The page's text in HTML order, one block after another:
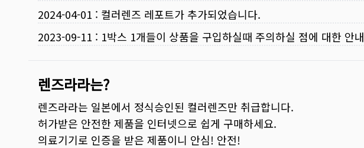
2024-04-01 : 컬러렌즈 레포트가 추가되었습니다.
2023-09-11 : 1박스 1개들이 상품을 구입하실때 주의하실 점에 대한 안내
렌즈라라는?
렌즈라라는 일본에서 정식승인된 컬러렌즈만 취급합니다.
허가받은 안전한 제품을 인터넷으로 쉽게 구매하세요.
의료기기로 인증을 받은 제품이니 안심! 안전!